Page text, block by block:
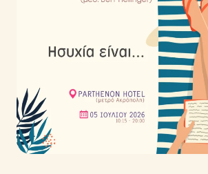
Τι είναι η Συστημική Αναπαράσταση
Τι είναι το Mindfulness
Events
Άρθρα & Νέα